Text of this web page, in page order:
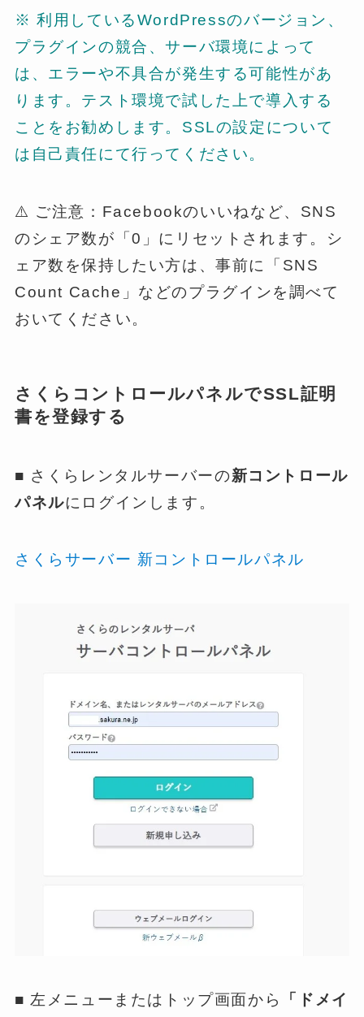
※ 利用しているWordPressのバージョン、
プラグインの競合、サーバ環境によって
は、エラーや不具合が発生する可能性があ
ります。テスト環境で試した上で導入する
ことをお勧めします。SSLの設定について
は自己責任にて行ってください。
⚠️ ご注意：Facebookのいいねなど、SNS
のシェア数が「0」にリセットされます。シ
ェア数を保持したい方は、事前に「SNS
Count Cache」などのプラグインを調べて
おいてください。
さくらコントロールパネルでSSL証明
書を登録する
■ さくらレンタルサーバーの新コントロール
パネルにログインします。
さくらサーバー 新コントロールパネル
■ 左メニューまたはトップ画面から
「ドメイ